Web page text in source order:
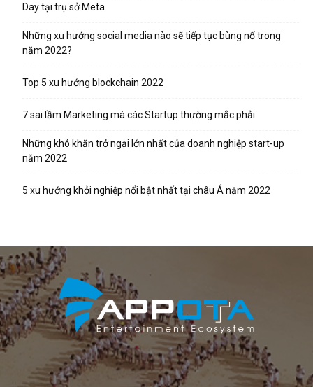
Day tại trụ sở Meta
Những xu hướng social media nào sẽ tiếp tục bùng nổ trong
năm 2022?
Top 5 xu hướng blockchain 2022
7 sai lầm Marketing mà các Startup thường mắc phải
Những khó khăn trở ngại lớn nhất của doanh nghiệp start-up
năm 2022
5 xu hướng khởi nghiệp nổi bật nhất tại châu Á năm 2022